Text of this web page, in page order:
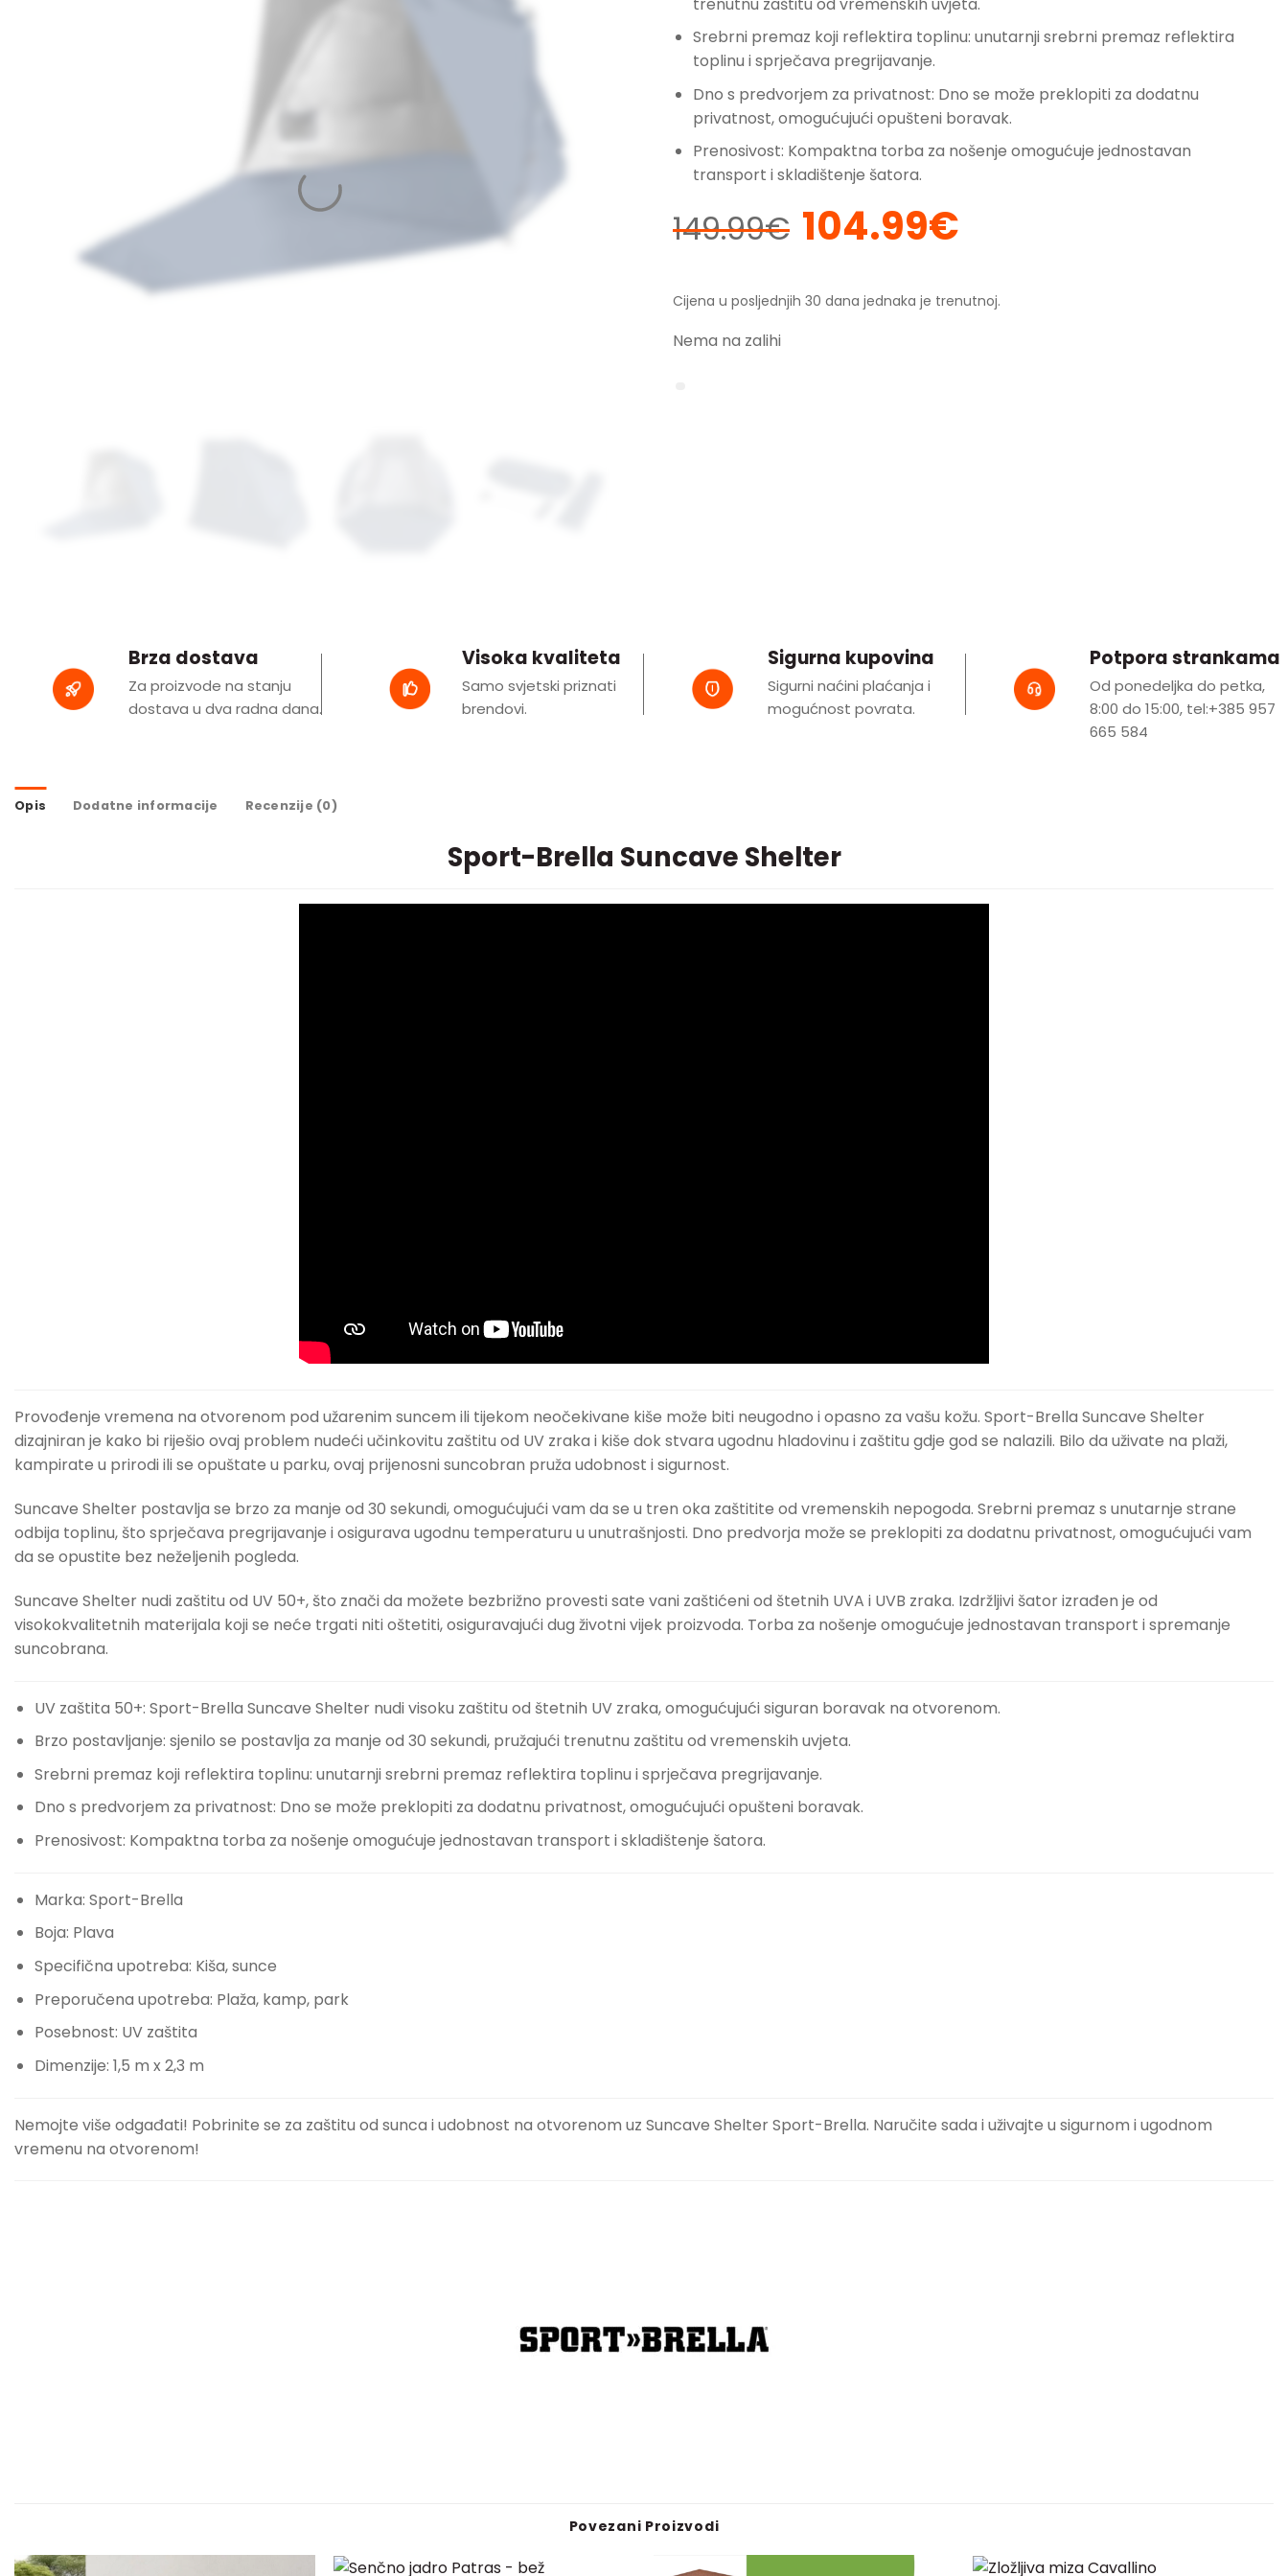
Srebrni premaz koji reflektira toplinu: unutarnji srebrni premaz reflektira
toplinu i sprječava pregrijavanje.
Dno s predvorjem za privatnost: Dno se može preklopiti za dodatnu
privatnost, omogućujući opušteni boravak.
Prenosivost: Kompaktna torba za nošenje omogućuje jednostavan
transport i skladištenje šatora.
149.99€ Izvorna
cijena
je:
104.99€Trenutna
104.99€.
Cijena u posljednjih 30 dana jednaka je trenutnoj.
Nema na zalihi
Brza dostava
Za proizvode na stanju
dostava u dva radna dana.
Visoka kvaliteta
Samo svjetski priznati
brendovi.
Sigurna kupovina
Sigurni naćini plaćanja i
mogućnost povrata.
Potpora strankama
Od ponedeljka do petka,
8:00 do 15:00, tel:+385 957
665 584
Opis Dodatne informacije Recenzije (0)
Sport-Brella Suncave Shelter
Provođenje vremena na otvorenom pod užarenim suncem ili tijekom neočekivane kiše može biti neugodno i opasno za vašu kožu. Sport-Brella Suncave Shelter
dizajniran je kako bi riješio ovaj problem nudeći učinkovitu zaštitu od UV zraka i kiše dok stvara ugodnu hladovinu i zaštitu gdje god se nalazili. Bilo da uživate na plaži,
kampirate u prirodi ili se opuštate u parku, ovaj prijenosni suncobran pruža udobnost i sigurnost.
Suncave Shelter postavlja se brzo za manje od 30 sekundi, omogućujući vam da se u tren oka zaštitite od vremenskih nepogoda. Srebrni premaz s unutarnje strane
odbija toplinu, što sprječava pregrijavanje i osigurava ugodnu temperaturu u unutrašnjosti. Dno predvorja može se preklopiti za dodatnu privatnost, omogućujući vam
da se opustite bez neželjenih pogleda.
Suncave Shelter nudi zaštitu od UV 50+, što znači da možete bezbrižno provesti sate vani zaštićeni od štetnih UVA i UVB zraka. Izdržljivi šator izrađen je od
visokokvalitetnih materijala koji se neće trgati niti oštetiti, osiguravajući dug životni vijek proizvoda. Torba za nošenje omogućuje jednostavan transport i spremanje
suncobrana.
UV zaštita 50+: Sport-Brella Suncave Shelter nudi visoku zaštitu od štetnih UV zraka, omogućujući siguran boravak na otvorenom.
Brzo postavljanje: sjenilo se postavlja za manje od 30 sekundi, pružajući trenutnu zaštitu od vremenskih uvjeta.
Srebrni premaz koji reflektira toplinu: unutarnji srebrni premaz reflektira toplinu i sprječava pregrijavanje.
Dno s predvorjem za privatnost: Dno se može preklopiti za dodatnu privatnost, omogućujući opušteni boravak.
Prenosivost: Kompaktna torba za nošenje omogućuje jednostavan transport i skladištenje šatora.
Marka: Sport-Brella
Boja: Plava
Specifična upotreba: Kiša, sunce
Preporučena upotreba: Plaža, kamp, ​​park
Posebnost: UV zaštita
Dimenzije: 1,5 m x 2,3 m
Nemojte više odgađati! Pobrinite se za zaštitu od sunca i udobnost na otvorenom uz Suncave Shelter Sport-Brella. Naručite sada i uživajte u sigurnom i ugodnom
vremenu na otvorenom!
Povezani Proizvodi